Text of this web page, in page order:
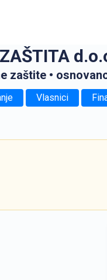
ZAŠTITA
zaštite •
Vlasnici